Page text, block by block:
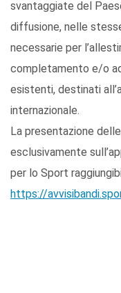
svantaggiate del
diffusione, nelle
necessarie per
completamento e/o
esistenti, destinati
internazionale.
La presentazione
esclusivamente
per lo Sport
https://